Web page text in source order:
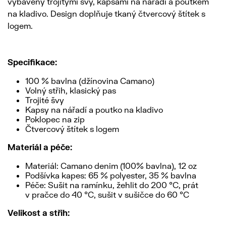
na kladivo. Design doplňuje tkaný čtvercový štítek s
logem.
Specifikace:
100 % bavlna (džínovina Camano)
Volný střih, klasický pas
Trojité švy
Kapsy na nářadí a poutko na kladivo
Poklopec na zip
Čtvercový štítek s logem
Materiál a péče:
Materiál: Camano denim (100% bavlna), 12 oz
Podšívka kapes: 65 % polyester, 35 % bavlna
Péče: Sušit na ramínku, žehlit do 200 °C, prát
v pračce do 40 °C, sušit v sušičce do 60 °C
Velikost a střih: